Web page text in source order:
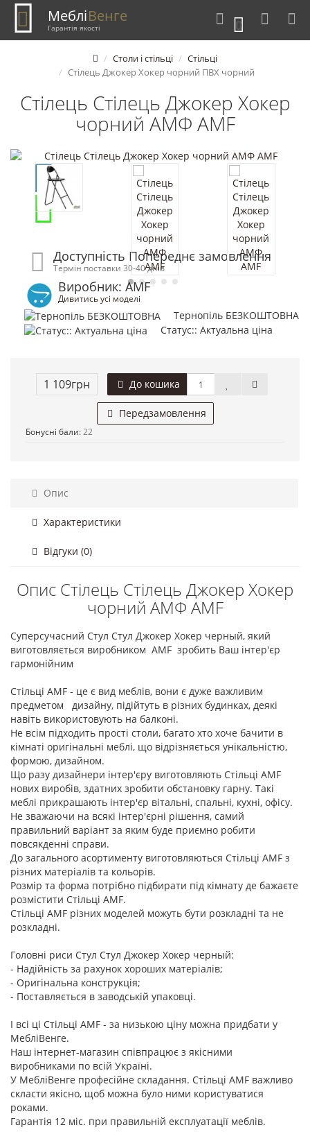
0
МебліВенге
Гарантія якості
Столи і стільці
Стільці
Стілець Джокер Хокер чорний ПВХ чорний
Стілець Стілець Джокер Хокер
чорний АМФ AMF
Доступність Попереднє замовлення
Термін поставки 30-40 днів
Виробник: AMF
Дивитись усі моделі
Тернопіль БЕЗКОШТОВНА
Статус:: Актуальна ціна
1 109грн До кошика
Передзамовлення
Бонусні бали:22
Опис
Характеристики
Відгуки (0)
Опис Стілець Стілець Джокер Хокер
чорний АМФ AMF
Суперсучасний Стул Стул Джокер Хокер черный, який
виготовляється виробником AMF зробить Ваш інтер'єр
гармонійним
Стільці AMF - це є вид меблів, вони є дуже важливим
предметом дизайну, підійтуть в різних будинках, деякі
навіть використовують на балконі.
Не всім підходить прості столи, багато хто хоче бачити в
кімнаті оригінальні меблі, що відрізняється унікальністю,
формою, дизайном.
Що разу дизайнери інтер'єру виготовляють Стільці AMF
нових виробів, здатних зробити обстановку гарну. Такі
меблі прикрашають інтер'єр вітальні, спальні, кухні, офісу.
Не зважаючи на всякі інтер'єрні рішення, самий
правильний варіант за яким буде приємно робити
повсякденні справи.
До загального асортименту виготовляються Стільці AMF з
різних матеріалів та кольорів.
Розмір та форма потрібно підбирати під кімнату де бажаєте
розмістити Стільці AMF.
Стільці AMF різних моделей можуть бути розкладні та не
розкладні.
Головні риси Стул Стул Джокер Хокер черный:
- Надійність за рахунок хороших матеріалів;
- Оригінальна конструкція;
- Поставляється в заводській упаковці.
І всі ці Стільці AMF - за низькою ціну можна придбати у
МебліВенге.
Наш інтернет-магазин співпрацює з якісними
виробниками по всій Україні.
У МебліВенге професійне складання. Стільці AMF важливо
скласти якісно, щоб можна було ними користуватися
роками.
Гарантія 12 міс. при правильній експлуатації меблів.